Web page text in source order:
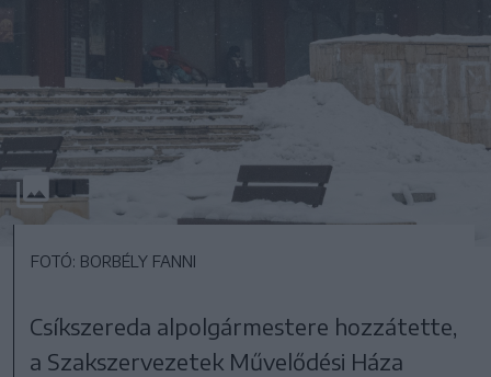
FOTÓ: BORBÉLY FANNI
Csíkszereda alpolgármestere hozzátette,
a Szakszervezetek Művelődési Háza